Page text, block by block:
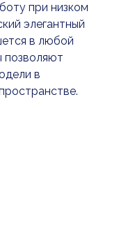
при низком
элегантный
в любой
позволяют
в